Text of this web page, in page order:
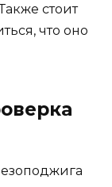
стоит
что оно